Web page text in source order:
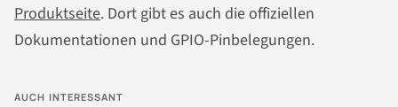
Produktseite. Dort gibt es auch die offiziellen
Dokumentationen und GPIO-Pinbelegungen.
AUCH INTERESSANT